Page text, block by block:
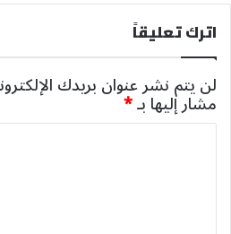
اترك تعليقاً
لن يتم نشر عنوان بريدك
مشار إليها بـ*